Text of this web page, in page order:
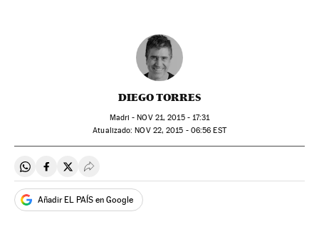
DIEGO TORRES
Madri -NOV21, 2015 - 17:31
atualizado: NOV22, 2015 - 06:56 EST
Compartir en Whatsapp
Compartir en Facebook
Compartir en Twitter
Desplegar Redes Sociales
Añadir EL PAÍS en Google